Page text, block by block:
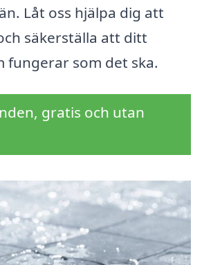
Låt oss hjälpa dig att
säkerställa att ditt
fungerar som det ska.
gratis och utan